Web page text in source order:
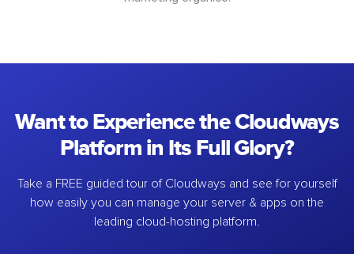
Want to Experience the Cloudways
Platform in Its Full Glory?
Take a FREE guided tour of Cloudways and see for yourself
how easily you can manage your server & apps on the
leading cloud-hosting platform.